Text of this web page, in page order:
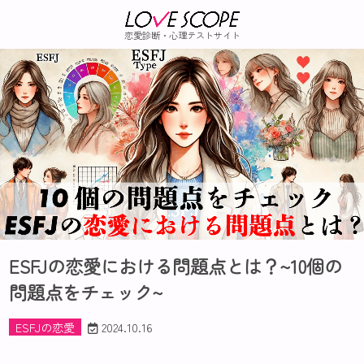
恋愛診断・心理テストサイト
ESFJの恋愛における問題点とは？~10個の
問題点をチェック~
ESFJの恋愛 2024.10.16